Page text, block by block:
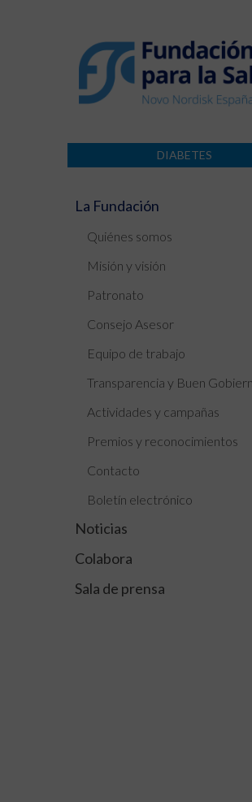
DIABETES
La Fundación
Quiénes somos
Misión y visión
Patronato
Consejo Asesor
Equipo de trabajo
Transparencia y Buen
Actividades y campañas
Premios y reconocimientos
Contacto
Boletín electrónico
Noticias
Colabora
Sala de prensa